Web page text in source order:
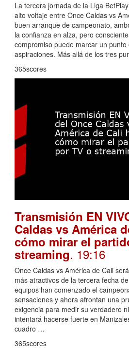
La tercera jornada de la Liga
alto voltaje entre Once Caldas vs
buen arranque de campeonato,
la confianza en alza, pero
compromiso puede marcar un
aspiraciones. Más allá de los tres
365scores
Transmisión EN
Caldas vs América
cómo mirar el
streaming. 19:16
Once Caldas vs América de Cali
más atractivos de la tercera fecha
equipos han comenzado el
sensaciones y ahora afrontan una
exigencia para medir su verdadero
intentará hacerse fuerte en
cuadro …
365scores